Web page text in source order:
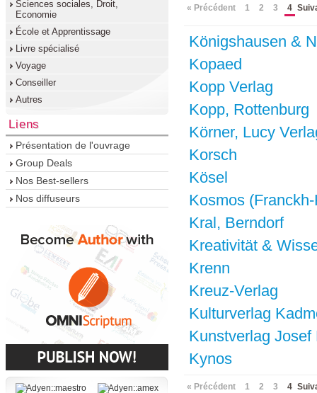
« Précédent 1 2 3 4
Königshausen &
Kopaed
Kopp Verlag
Kopp, Rottenburg
Körner, Lucy
Korsch
Kösel
Kosmos
Kral, Berndorf
Kreativität &
Krenn
Kreuz-Verlag
Kulturverlag
Kunstverlag Josef
Kynos
« Précédent 1 2 3 4
Sciences sociales, Droit,
Economie
École et Apprentissage
Livre spécialisé
Voyage
Conseiller
Autres
Liens
Présentation de l'ouvrage
Group Deals
Nos Best-sellers
Nos diffuseurs